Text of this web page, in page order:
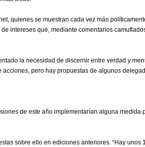
quienes se muestran cada vez más
intereses que, mediante comentarios
la necesidad de discernir entre verdad y
pero hay propuestas de algunos
de este año implementarían alguna medida
sobre ello en ediciones anteriores. “Hay unos